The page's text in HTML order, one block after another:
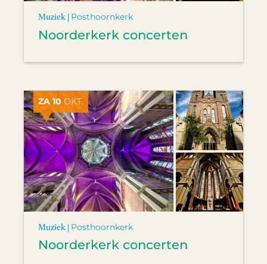
Muziek | Posthoornkerk
Noorderkerk concerten
ZA 10 OKT.
Muziek | Posthoornkerk
Noorderkerk concerten